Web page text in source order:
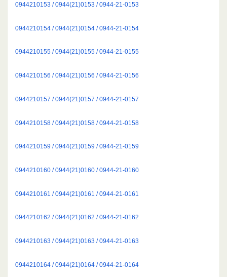
0944210153 / 0944(21)0153 / 0944-21-0153
0944210154 / 0944(21)0154 / 0944-21-0154
0944210155 / 0944(21)0155 / 0944-21-0155
0944210156 / 0944(21)0156 / 0944-21-0156
0944210157 / 0944(21)0157 / 0944-21-0157
0944210158 / 0944(21)0158 / 0944-21-0158
0944210159 / 0944(21)0159 / 0944-21-0159
0944210160 / 0944(21)0160 / 0944-21-0160
0944210161 / 0944(21)0161 / 0944-21-0161
0944210162 / 0944(21)0162 / 0944-21-0162
0944210163 / 0944(21)0163 / 0944-21-0163
0944210164 / 0944(21)0164 / 0944-21-0164